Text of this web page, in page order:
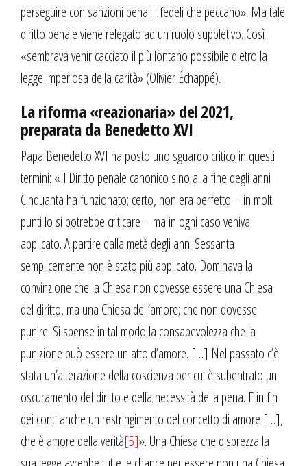
perseguire con sanzioni penali i fedeli che peccano». Ma tale
diritto penale viene relegato ad un ruolo suppletivo. Così
«sembrava venir cacciato il più lontano possibile dietro la
legge imperiosa della carità» (Olivier Échappé).
La riforma «reazionaria» del 2021,
preparata da Benedetto XVI
Papa Benedetto XVI ha posto uno sguardo critico in questi
termini: «Il Diritto penale canonico sino alla fine degli anni
Cinquanta ha funzionato; certo, non era perfetto – in molti
punti lo si potrebbe criticare – ma in ogni caso veniva
applicato. A partire dalla metà degli anni Sessanta
semplicemente non è stato più applicato. Dominava la
convinzione che la Chiesa non dovesse essere una Chiesa
del diritto, ma una Chiesa dell’amore; che non dovesse
punire. Si spense in tal modo la consapevolezza che la
punizione può essere un atto d’amore. […] Nel passato c’è
stata un’alterazione della coscienza per cui è subentrato un
oscuramento del diritto e della necessità della pena. E in fin
dei conti anche un restringimento del concetto di amore […],
che è amore della verità[5]». Una Chiesa che disprezza la